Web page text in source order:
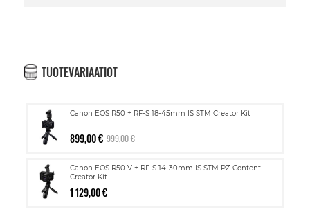
TUOTEVARIAATIOT
Canon EOS R50 + RF-S 18-45mm IS STM Creator Kit
899,00 € 999,00 €
Canon EOS R50 V + RF-S 14-30mm IS STM PZ Content
Creator Kit
1 129,00 €